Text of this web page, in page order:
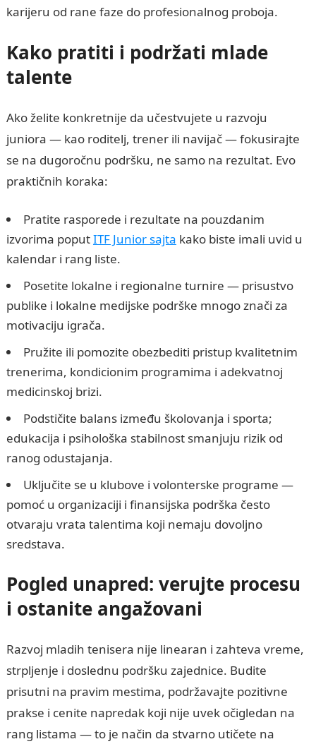
karijeru od rane faze do profesionalnog proboja.
Kako pratiti i podržati mlade
talente
Ako želite konkretnije da učestvujete u razvoju
juniora — kao roditelj, trener ili navijač — fokusirajte
se na dugoročnu podršku, ne samo na rezultat. Evo
praktičnih koraka:
Pratite rasporede i rezultate na pouzdanim
izvorima poputITF Junior sajta kako biste imali uvid u
kalendar i rang liste.
Posetite lokalne i regionalne turnire — prisustvo
publike i lokalne medijske podrške mnogo znači za
motivaciju igrača.
Pružite ili pomozite obezbediti pristup kvalitetnim
trenerima, kondicionim programima i adekvatnoj
medicinskoj brizi.
Podstičite balans između školovanja i sporta;
edukacija i psihološka stabilnost smanjuju rizik od
ranog odustajanja.
Uključite se u klubove i volonterske programe —
pomoć u organizaciji i finansijska podrška često
otvaraju vrata talentima koji nemaju dovoljno
sredstava.
Pogled unapred: verujte procesu
i ostanite angažovani
Razvoj mladih tenisera nije linearan i zahteva vreme,
strpljenje i doslednu podršku zajednice. Budite
prisutni na pravim mestima, podržavajte pozitivne
prakse i cenite napredak koji nije uvek očigledan na
rang listama — to je način da stvarno utičete na